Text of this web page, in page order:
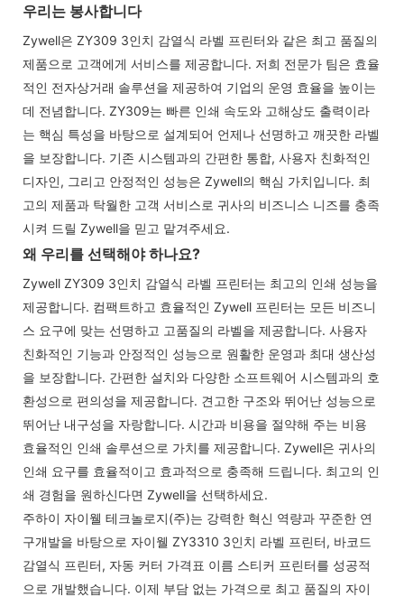
우리는 봉사합니다
Zywell은 ZY309 3인치 감열식 라벨 프린터와 같은 최고 품질의
제품으로 고객에게 서비스를 제공합니다. 저희 전문가 팀은 효율
적인 전자상거래 솔루션을 제공하여 기업의 운영 효율을 높이는
데 전념합니다. ZY309는 빠른 인쇄 속도와 고해상도 출력이라
는 핵심 특성을 바탕으로 설계되어 언제나 선명하고 깨끗한 라벨
을 보장합니다. 기존 시스템과의 간편한 통합, 사용자 친화적인
디자인, 그리고 안정적인 성능은 Zywell의 핵심 가치입니다. 최
고의 제품과 탁월한 고객 서비스로 귀사의 비즈니스 니즈를 충족
시켜 드릴 Zywell을 믿고 맡겨주세요.
왜 우리를 선택해야 하나요?
Zywell ZY309 3인치 감열식 라벨 프린터는 최고의 인쇄 성능을
제공합니다. 컴팩트하고 효율적인 Zywell 프린터는 모든 비즈니
스 요구에 맞는 선명하고 고품질의 라벨을 제공합니다. 사용자
친화적인 기능과 안정적인 성능으로 원활한 운영과 최대 생산성
을 보장합니다. 간편한 설치와 다양한 소프트웨어 시스템과의 호
환성으로 편의성을 제공합니다. 견고한 구조와 뛰어난 성능으로
뛰어난 내구성을 자랑합니다. 시간과 비용을 절약해 주는 비용
효율적인 인쇄 솔루션으로 가치를 제공합니다. Zywell은 귀사의
인쇄 요구를 효율적이고 효과적으로 충족해 드립니다. 최고의 인
쇄 경험을 원하신다면 Zywell을 선택하세요.
주하이 자이웰 테크놀로지(주)는 강력한 혁신 역량과 꾸준한 연
구개발을 바탕으로 자이웰 ZY3310 3인치 라벨 프린터, 바코드
감열식 프린터, 자동 커터 가격표 이름 스티커 프린터를 성공적
으로 개발했습니다. 이제 부담 없는 가격으로 최고 품질의 자이